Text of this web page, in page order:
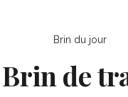
Brin du jour
Brin de